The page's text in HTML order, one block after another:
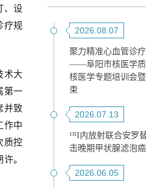
、设
疗规
术大
第一
并致
作中
质控
。
2026.08.07
聚力精准心血管诊
——阜阳市核医学质
核医学专题培训会
束
2026.07.13
¹³¹I内放射联合安罗
击晚期甲状腺滤泡癌
2026.06.05